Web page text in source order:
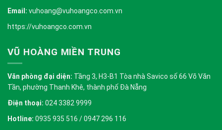
Email: vuhoang@vuhoangco.com.vn
https://vuhoangco.com.vn
VŨ HOÀNG MIỀN TRUNG
Văn phòng đại diện: Tầng 3, H3-B1 Tòa nhà Savico số 66 Võ Văn
Tần, phường Thanh Khê, thành phố Đà Nẵng
Điện thoại: 024 3382 9999
Hotline: 0935 935 516 / 0947 296 116